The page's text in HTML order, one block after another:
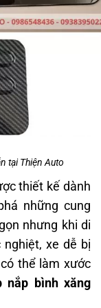
tại Thiện Auto
thiết kế dành
những cung
nhưng khi di
xe dễ bị
thể làm xước
nắp bình xăng